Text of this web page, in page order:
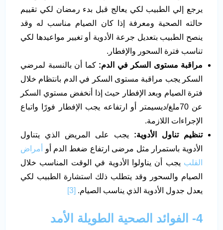
يرجع إلي الطبيب لكي يعالج قبل بدء رمضان لكي تقييم
حالته الصحية ومعرفة إذا كان الصيام مناسب له وقد
ينصح الطبيب بتعديل جرعة الأدوية أو تغيير مواعيدها لكي
تناسب فترة السحور والإفطار.
مراقبة مستوى السكر في الدم: كما أن بالنسبة لمرضي
السكر يجب مراقبة مستوى السكر في الدم بانتظام خلال
فترة الصيام وبعد الإفطار حيث إذا أنخفض مستوي السكر
عن 70ملغ/ديسيمتر أو ارتفاعه يجب الإفطار فورًا واتباع
الإجراءات اللازمة.
تنظيم تناول الأدوية: يجب على المريض الذي يتناول
الأدوية باستمرار مثل مرضى ارتفاع ضغط الدم أو
أمراض
القلب يجب أن يناولوا الأدوية في الوقت المناسب خلال
الصيام والسحور وقد يتطلب ذلك استشارة الطبيب لكي
يعدل جدول الأدوية الذي يناسب الصيام. [3]
4- الفوائد الصحية الطويلة الأمد